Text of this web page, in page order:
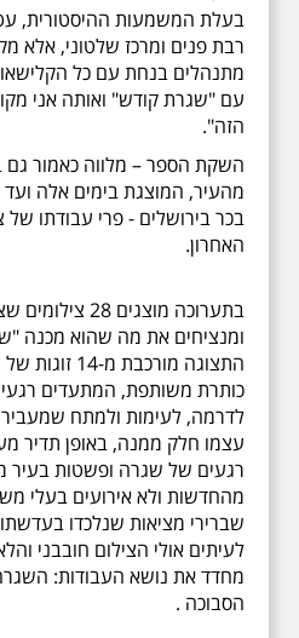
בעלת המשמעות ההיסטורית,
רבת פנים ומרכז שלטוני, אלא
מתנהלים בנחת עם כל
עם "שגרת קודש" ואותה אני
הזה".
השקת הספר – מלווה כאמור גם
מהעיר, המוצגת בימים אלה ועד
בכר בירושלים - פרי עבודתו
האחרון.
בתערוכה מוצגים
ומנציחים את מה שהוא מכנה
התצוגה
כותרת משותפת, המתעדים
לדרמה, לעימות ולמתח
עצמו חלק ממנה, באופן תדיר
רגעים של שגרה ופשטות בעיר
מהחדשות ולא אירועים בעלי
שברירי מציאות שנלכדו
לעיתים אולי הצילום חובבני
מחדד את נושא העבודות:
הסבוכה .